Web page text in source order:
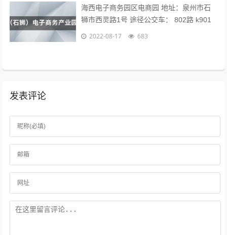
海西电子商务园区电商园 地址：泉州市石
狮市西灵路1号 途径公交车： 802路 k901
路 k902路到石狮服装城南区公交站下车向
2022-08-17 683
发表评论